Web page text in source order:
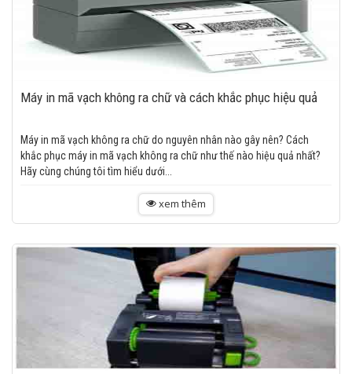
Máy in mã vạch không ra chữ và cách khắc phục hiệu quả
Máy in mã vạch không ra chữ do nguyên nhân nào gây nên? Cách
khắc phục máy in mã vạch không ra chữ như thế nào hiệu quả nhất?
Hãy cùng chúng tôi tìm hiểu dưới...
xem thêm